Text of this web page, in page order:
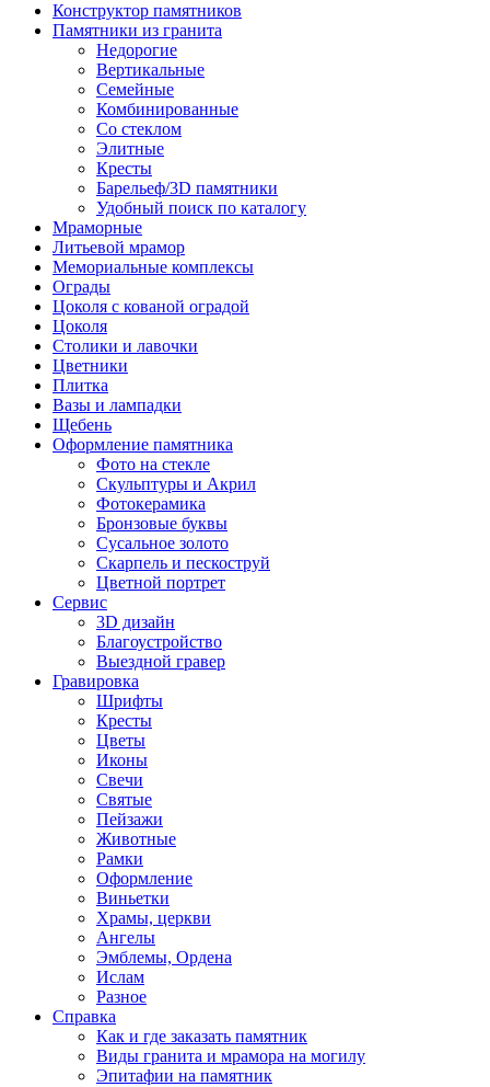
Конструктор памятников
Памятники из гранита
Недорогие
Вертикальные
Семейные
Комбинированные
Со стеклом
Элитные
Кресты
Барельеф/3D памятники
Удобный поиск по каталогу
Мраморные
Литьевой мрамор
Мемориальные комплексы
Ограды
Цоколя с кованой оградой
Цоколя
Столики и лавочки
Цветники
Плитка
Вазы и лампадки
Щебень
Оформление памятника
Фото на стекле
Скульптуры и Акрил
Фотокерамика
Бронзовые буквы
Сусальное золото
Скарпель и пескоструй
Цветной портрет
Сервис
3D дизайн
Благоустройство
Выездной гравер
Гравировка
Шрифты
Кресты
Цветы
Иконы
Свечи
Святые
Пейзажи
Животные
Рамки
Оформление
Виньетки
Храмы, церкви
Ангелы
Эмблемы, Ордена
Ислам
Разное
Справка
Как и где заказать памятник
Виды гранита и мрамора на могилу
Эпитафии на памятник